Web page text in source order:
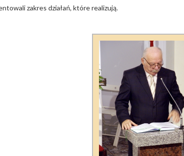
zakres działań, które realizują.